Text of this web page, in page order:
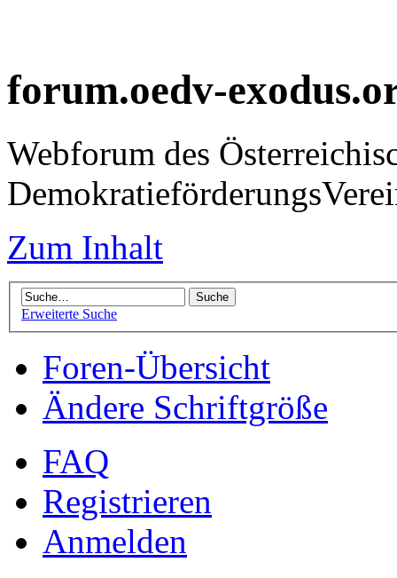
forum.oedv-
Webforum des
Zum Inhalt
Erweiterte Suche
Foren-Übersicht
Ändere Schriftgröße
FAQ
Registrieren
Anmelden